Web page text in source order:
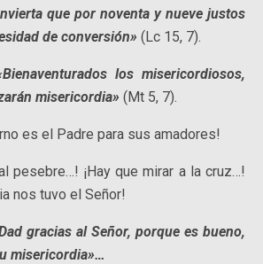
que por noventa y nueve justos
de conversión» (Lc 15, 7).
los misericordiosos,
misericordia» (Mt 5, 7).
es el Padre para sus amadores!
pesebre…! ¡Hay que mirar a la cruz…!
nos tuvo el Señor!
gracias al Señor, porque es bueno,
misericordia»…